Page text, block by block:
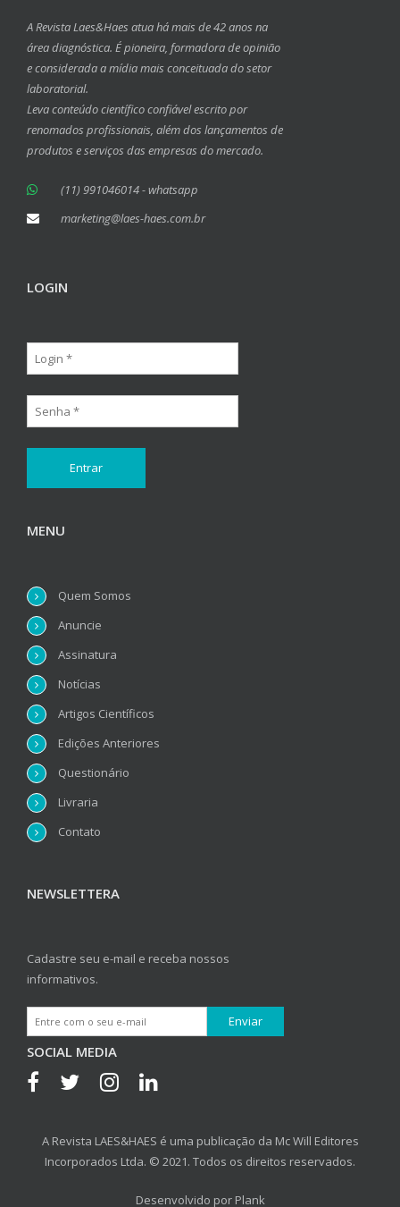
A Revista Laes&Haes atua há mais de 42 anos na
área diagnóstica. É pioneira, formadora de opinião
e considerada a mídia mais conceituada do setor
laboratorial.
Leva conteúdo científico confiável escrito por
renomados profissionais, além dos lançamentos de
produtos e serviços das empresas do mercado.
(11) 991046014 - whatsapp
marketing@laes-haes.com.br
LOGIN
MENU
Quem Somos
Anuncie
Assinatura
Notícias
Artigos Científicos
Edições Anteriores
Questionário
Livraria
Contato
NEWSLETTERA
Cadastre seu e-mail e receba nossos
informativos.
SOCIAL MEDIA
A Revista LAES&HAES é uma publicação da Mc Will Editores
Incorporados Ltda. © 2021. Todos os direitos reservados.
Desenvolvido por Plank